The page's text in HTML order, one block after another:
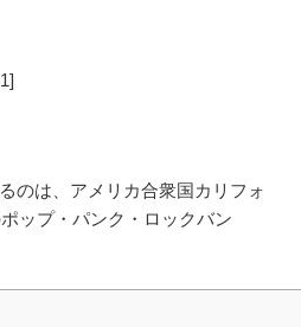
のは、アメリカ合衆国カリフォ
ップ・パンク・ロックバン